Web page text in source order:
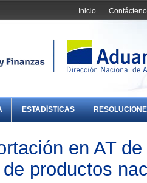
Inicio
ESTADÍSTICAS
en AT
productos